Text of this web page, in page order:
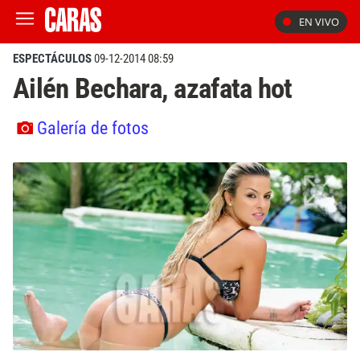
EN VIVO
ESPECTÁCULOS09-12-2014 08:59
Ailén Bechara, azafata hot
Galería de fotos